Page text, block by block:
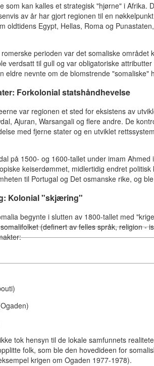
som kan kalles et strategisk "hjørne" i Afrika.
av år har gjort regionen til en
oldtidens Egypt, Hellas, Roma og
perioden var det somaliske området
verdsatt til gull og var obligatoriske
eldre nevnte om de blomstrende "somaliske"
Forkolonial statshåndhevelse
var regionen et sted for eksistens av
Ajuran, Warsangali og flere andre. De
med fjerne stater og en utviklet
på 1500- og 1600-tallet under imam
keiserdømmet, midlertidig endret
til Portugal og Det osmanske rike, og
Kolonial "skjæring"
begynte i slutten av 1800-tallet med
(definert av felles språk, religion -
tok hensyn til de lokale samfunnets
folk, som ble den hovedideen for
krigen om Ogaden 1977-1978).